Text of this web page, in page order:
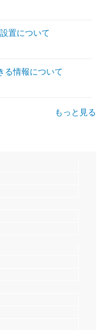
置について
る情報について
もっと見る